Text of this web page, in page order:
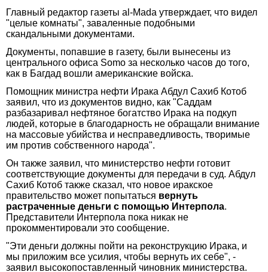
Главный редактор газеты al-Mada утверждает, что видел
"целые комнаты", заваленные подобными
скандальными документами.
Документы, попавшие в газету, были вынесены из
центрального офиса Somo за несколько часов до того,
как в Багдад вошли американские войска.
Помощник министра нефти Ирака Абдул Сахиб Котоб
заявил, что из документов видно, как "Саддам
разбазаривал нефтяное богатство Ирака на подкуп
людей, которые в благодарность не обращали внимание
на массовые убийства и несправедливость, творимые
им против собственного народа".
Он также заявил, что министерство нефти готовит
соответствующие документы для передачи в суд. Абдул
Сахиб Котоб также сказал, что новое иракское
правительство может попытаться вернуть
растраченные деньги с помощью Интерпола.
Представители Интерпола пока никак не
прокомментировали это сообщение.
"Эти деньги должны пойти на реконструкцию Ирака, и
мы приложим все усилия, чтобы вернуть их себе", -
заявил высокопоставленный чиновник министерства.